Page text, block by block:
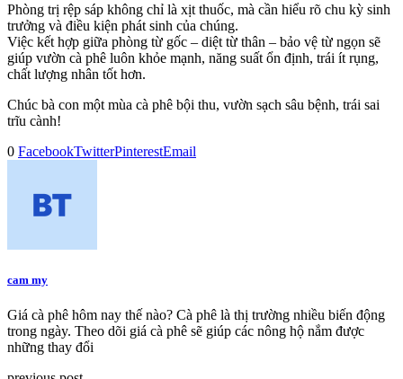
Phòng trị rệp sáp không chỉ là xịt thuốc, mà cần hiểu rõ chu kỳ sinh
trưởng và điều kiện phát sinh của chúng.
Việc kết hợp giữa phòng từ gốc – diệt từ thân – bảo vệ từ ngọn sẽ
giúp vườn cà phê luôn khỏe mạnh, năng suất ổn định, trái ít rụng,
chất lượng nhân tốt hơn.
Chúc bà con một mùa cà phê bội thu, vườn sạch sâu bệnh, trái sai
trĩu cành!
0 FacebookTwitterPinterestEmail
cam my
Giá cà phê hôm nay thế nào? Cà phê là thị trường nhiều biến động
trong ngày. Theo dõi giá cà phê sẽ giúp các nông hộ nắm được
những thay đổi